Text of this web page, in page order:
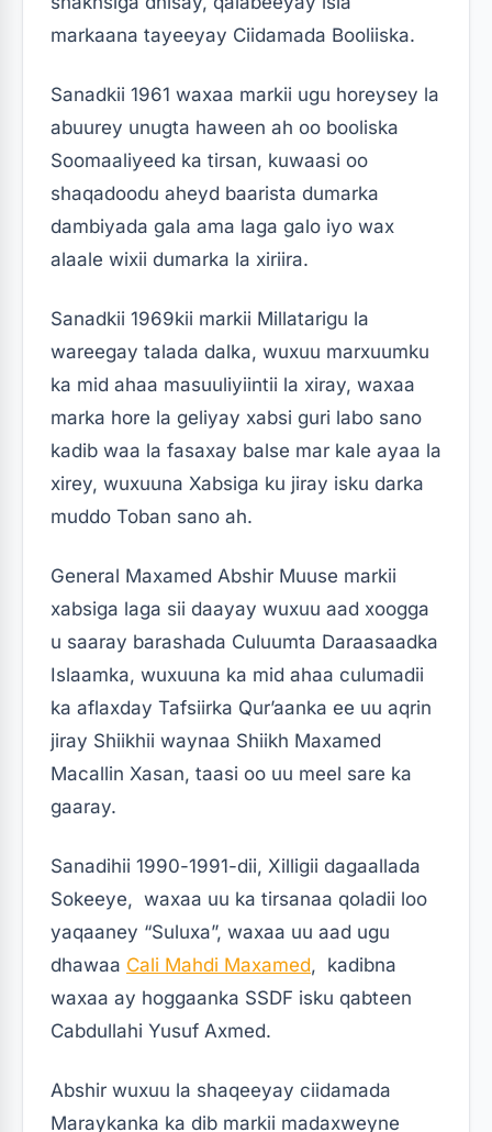
markaana tayeeyay Ciidamada Booliiska.
Sanadkii 1961 waxaa markii ugu horeysey la
abuurey unugta haween ah oo booliska
Soomaaliyeed ka tirsan, kuwaasi oo
shaqadoodu aheyd baarista dumarka
dambiyada gala ama laga galo iyo wax
alaale wixii dumarka la xiriira.
Sanadkii 1969kii markii Millatarigu la
wareegay talada dalka, wuxuu marxuumku
ka mid ahaa masuuliyiintii la xiray, waxaa
marka hore la geliyay xabsi guri labo sano
kadib waa la fasaxay balse mar kale ayaa la
xirey, wuxuuna Xabsiga ku jiray isku darka
muddo Toban sano ah.
General Maxamed Abshir Muuse markii
xabsiga laga sii daayay wuxuu aad xoogga
u saaray barashada Culuumta Daraasaadka
Islaamka, wuxuuna ka mid ahaa culumadii
ka aflaxday Tafsiirka Qur’aanka ee uu aqrin
jiray Shiikhii waynaa Shiikh Maxamed
Macallin Xasan, taasi oo uu meel sare ka
gaaray.
Sanadihii 1990-1991-dii, Xilligii dagaallada
Sokeeye, waxaa uu ka tirsanaa qoladii loo
yaqaaney “Suluxa”, waxaa uu aad ugu
dhawaa Cali Mahdi Maxamed, kadibna
waxaa ay hoggaanka SSDF isku qabteen
Cabdullahi Yusuf Axmed.
Abshir wuxuu la shaqeeyay ciidamada
Maraykanka ka dib markii madaxweyne